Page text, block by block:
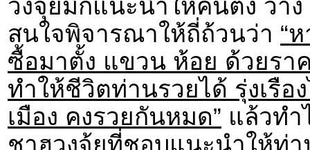
วงจุ้ยมักแนะนำให้คนตั้ง วา
สนใจพิจารณาให้ถี่ถ้วนว่า “
ซื้อมาตั้ง แขวน ห้อย ด้วยรา
ทำให้ชีวิตท่านรวยได้ รุ่งเรื
เมือง คงรวยกันหมด” แล้วทำ
ชาฮวงจุ้ยที่ชอบแนะนำให้ท่